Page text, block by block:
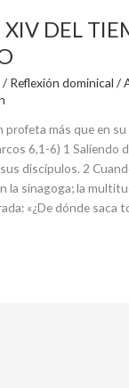
DEL
/ Reflexión dominical /
profeta más que en
6,1-6) 1 Saliendo
discípulos. 2
la sinagoga; la
«¿De dónde saca